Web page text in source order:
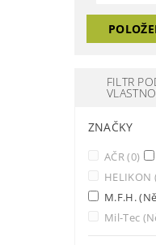
FILTR
ZNAČKY
AČR(0)
HELIKON
M.F.H.
Mil-Tec